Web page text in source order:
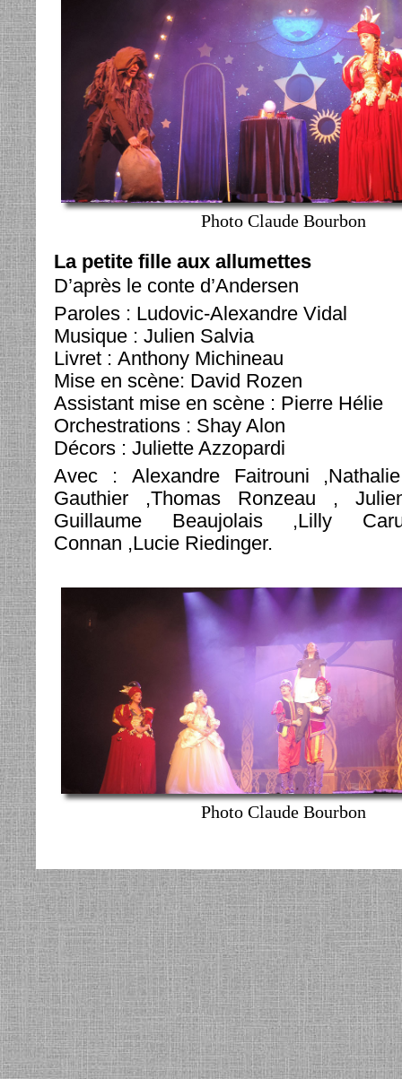
Photo Claude Bourbon
La petite fille aux allumettes
D’après le conte d’Andersen
Paroles : Ludovic-Alexandre Vidal
Musique : Julien Salvia
Livret : Anthony Michineau
Mise en scène: David Rozen
Assistant mise en scène : Pierre Hélie
Orchestrations : Shay Alon
Décors : Juliette Azzopardi
Avec : Alexandre Faitrouni
Gauthier ,Thomas Ronzeau ,
Guillaume Beaujolais ,Lilly
Connan ,Lucie Riedinger.
Photo Claude Bourbon